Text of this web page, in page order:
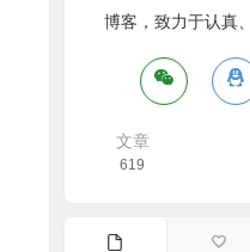
博客，致力于认真
文章
619